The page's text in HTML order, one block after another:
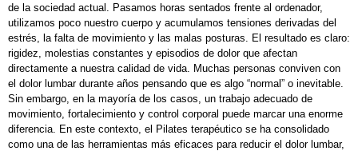
de la sociedad actual. Pasamos horas sentados frente al ordenador,
utilizamos poco nuestro cuerpo y acumulamos tensiones derivadas del
estrés, la falta de movimiento y las malas posturas. El resultado es claro:
rigidez, molestias constantes y episodios de dolor que afectan
directamente a nuestra calidad de vida. Muchas personas conviven con
el dolor lumbar durante años pensando que es algo “normal” o inevitable.
Sin embargo, en la mayoría de los casos, un trabajo adecuado de
movimiento, fortalecimiento y control corporal puede marcar una enorme
diferencia. En este contexto, el Pilates terapéutico se ha consolidado
como una de las herramientas más eficaces para reducir el dolor lumbar,